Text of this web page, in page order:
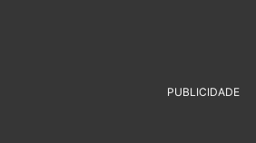
PUBLICIDADE